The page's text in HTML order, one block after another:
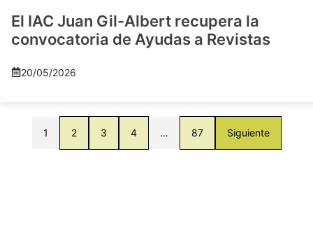
El IAC Juan Gil-Albert recupera la
convocatoria de Ayudas a Revistas
20/05/2026
1 2 3 4 … 87 Siguiente